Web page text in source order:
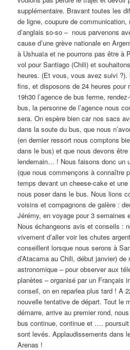
supplémentaire. Bravant toutes les
de ligne, coupure de communication,
d’anglais so-so – nous parvenons
cause d’une grève nationale en
à Ushuaïa et ne pourrons pas être à
vol pour Santiago (Chili) et
heures. (Et vous, vous avez suivi
fins, et disposons de 24 heures pour
19h30 l’agence de bus ferme,
bus, la personne de l’agence nous
sera. On espère bien car nos sacs
dans la soute du bus, que nous
(en dernier ressort nous comptons
dans le bus) et que nous devons
lendemain… ! Nous faisons donc un
(que nous commençons à
temps devant un cheese-cake et
nous poser dans le bus. Nous lions
voisins et compagnons de galère :
Jérémy, en voyage pour 3 semaines
Nous échangeons avis et conseils :
vivement d’aller voir les chutes
conseillent lorsque nous serons à
d’Atacama au Chili, début janvier) de
astronomique – pour observer aux
planètes – organisé par un Français
conseil, on en reparlea plus tard ! A
nouvelle tentative de départ. Tout le
démarre, arrive au premier rond,
bus continue, continue et ….
sont levés. Applaudissements dans
Arenas !